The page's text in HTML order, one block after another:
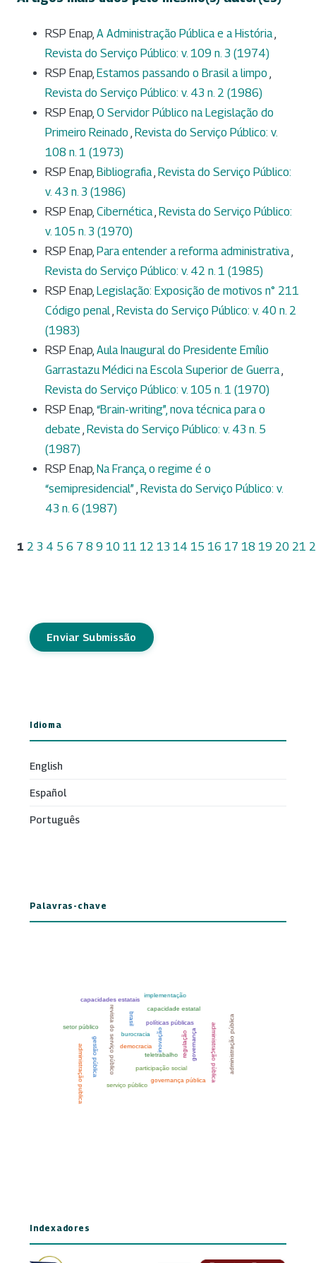
RSP Enap, A Administração Pública e a História,
Revista do Serviço Público: v. 109 n. 3 (1974)
RSP Enap, Estamos passando o Brasil a limpo ,
Revista do Serviço Público: v. 43 n. 2 (1986)
RSP Enap, O Servidor Público na Legislação do
Primeiro Reinado , Revista do Serviço Público: v.
108 n. 1 (1973)
RSP Enap, Bibliografia, Revista do Serviço Público:
v. 43 n. 3 (1986)
RSP Enap, Cibernética, Revista do Serviço Público:
v. 105 n. 3 (1970)
RSP Enap, Para entender a reforma administrativa,
Revista do Serviço Público: v. 42 n. 1 (1985)
RSP Enap, Legislação: Exposição de motivos n° 211
Código penal, Revista do Serviço Público: v. 40 n. 2
(1983)
RSP Enap, Aula Inaugural do Presidente Emílio
Garrastazu Médici na Escola Superior de Guerra,
Revista do Serviço Público: v. 105 n. 1 (1970)
RSP Enap, “Brain-writing”, nova técnica para o
debate , Revista do Serviço Público: v. 43 n. 5
(1987)
RSP Enap, Na França, o regime é o
“semipresidencial” , Revista do Serviço Público: v.
43 n. 6 (1987)
1 2 3 4 5 6 7 8 9 10 11 12 13 14 15 16 17 18 19 20 21
Enviar Submissão
Idioma
English
Español
Português
Palavras-chave
Indexadores